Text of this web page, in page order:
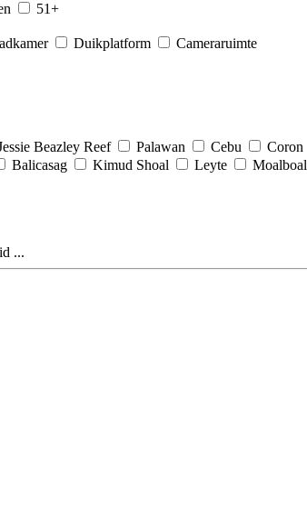
51+
Duikplatform
Cameraruimte
Beazley Reef Palawan Cebu Coron
Balicasag Kimud Shoal Leyte Moalboal
...